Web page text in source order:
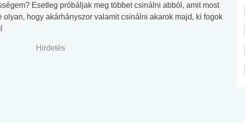
Esetleg próbáljak meg többet csinálni abból, amit most
hogy akárhányszor valamit csinálni akarok majd, ki fogok
Hirdetés